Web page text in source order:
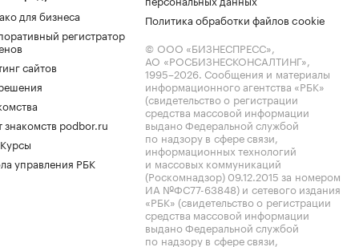
для бизнеса
регистратор
сайтов
знакомств podbor.ru
управления РБК
Политика обработки файлов cookie
© ООО «БИЗНЕСПРЕСС»,
АО «РОСБИЗНЕСКОНСАЛТИНГ»,
1995–2026. Сообщения и материалы
информационного агентства «РБК»
(свидетельство о регистрации
средства массовой информации
выдано Федеральной службой
по надзору в сфере связи,
информационных технологий
и массовых коммуникаций
(Роскомнадзор) 09.12.2015 за номером
ИА №ФС77-63848) и сетевого издания
«РБК» (свидетельство о регистрации
средства массовой информации
выдано Федеральной службой
по надзору в сфере связи,